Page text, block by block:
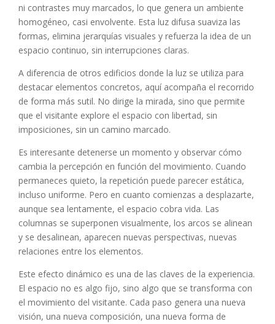
ni contrastes muy marcados, lo que genera un ambiente
homogéneo, casi envolvente. Esta luz difusa suaviza las
formas, elimina jerarquías visuales y refuerza la idea de un
espacio continuo, sin interrupciones claras.
A diferencia de otros edificios donde la luz se utiliza para
destacar elementos concretos, aquí acompaña el recorrido
de forma más sutil. No dirige la mirada, sino que permite
que el visitante explore el espacio con libertad, sin
imposiciones, sin un camino marcado.
Es interesante detenerse un momento y observar cómo
cambia la percepción en función del movimiento. Cuando
permaneces quieto, la repetición puede parecer estática,
incluso uniforme. Pero en cuanto comienzas a desplazarte,
aunque sea lentamente, el espacio cobra vida. Las
columnas se superponen visualmente, los arcos se alinean
y se desalinean, aparecen nuevas perspectivas, nuevas
relaciones entre los elementos.
Este efecto dinámico es una de las claves de la experiencia.
El espacio no es algo fijo, sino algo que se transforma con
el movimiento del visitante. Cada paso genera una nueva
visión, una nueva composición, una nueva forma de